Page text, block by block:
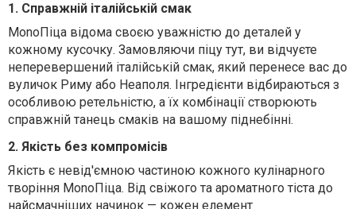
1. Справжній італійській смак
MonoПіца відома своєю уважністю до деталей у
кожному кусочку. Замовляючи піцу тут, ви відчуєте
неперевершений італійській смак, який перенесе вас до
вуличок Риму або Неаполя. Інгредієнти відбираються з
особливою ретельністю, а їх комбінації створюють
справжній танець смаків на вашому піднебінні.
2. Якість без компромісів
Якість є невід'ємною частиною кожного кулінарного
творіння MonoПіца. Від свіжого та ароматного тіста до
найсмачніших начинок — кожен елемент